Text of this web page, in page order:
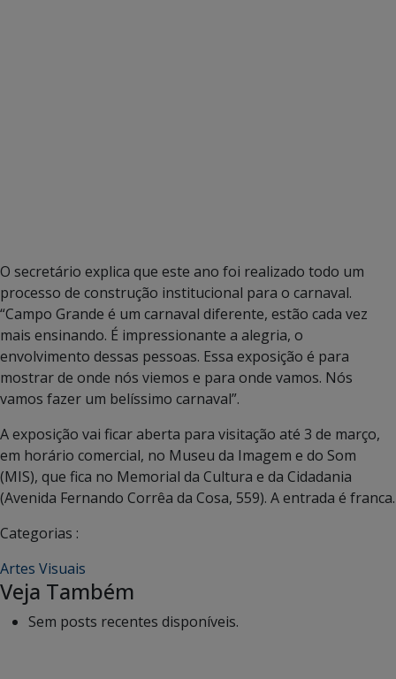
O secretário explica que este ano foi realizado todo um
processo de construção institucional para o carnaval.
“Campo Grande é um carnaval diferente, estão cada vez
mais ensinando. É impressionante a alegria, o
envolvimento dessas pessoas. Essa exposição é para
mostrar de onde nós viemos e para onde vamos. Nós
vamos fazer um belíssimo carnaval”.
A exposição vai ficar aberta para visitação até 3 de março,
em horário comercial, no Museu da Imagem e do Som
(MIS), que fica no Memorial da Cultura e da Cidadania
(Avenida Fernando Corrêa da Cosa, 559). A entrada é franca.
Categorias :
Artes Visuais
Veja Também
Sem posts recentes disponíveis.